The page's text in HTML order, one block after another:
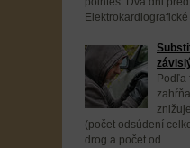
Elektrokardiografické
Podľa
(počet odsúdení
drog a počet od...